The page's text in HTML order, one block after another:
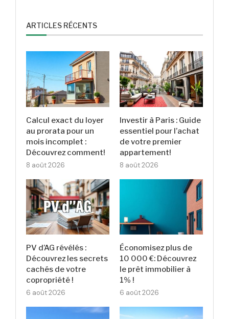
ARTICLES RÉCENTS
Calcul exact du loyer
au prorata pour un
mois incomplet :
Découvrez comment!
8 août 2026
Investir à Paris : Guide
essentiel pour l’achat
de votre premier
appartement!
8 août 2026
PV d’AG révélés :
Découvrez les secrets
cachés de votre
copropriété !
6 août 2026
Économisez plus de
10 000 €: Découvrez
le prêt immobilier à
1% !
6 août 2026